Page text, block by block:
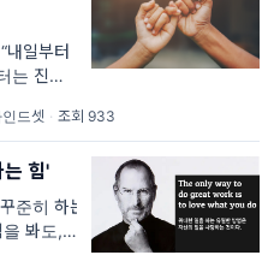
일부터
는 진짜
이 다짐
드셋 · 조회 933
힘'
준히 하는
을 봐도,